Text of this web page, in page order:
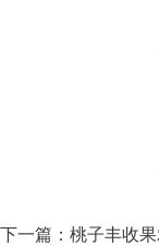
下一篇：桃子丰收